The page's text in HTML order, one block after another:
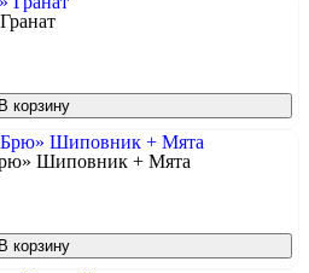
В корзину
Шиповник + Мята
В корзину